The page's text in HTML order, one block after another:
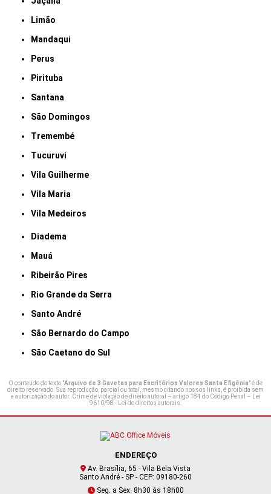
Limão
Mandaqui
Perus
Pirituba
Santana
São Domingos
Tremembé
Tucuruvi
Vila Guilherme
Vila Maria
Vila Medeiros
Diadema
Mauá
Ribeirão Pires
Rio Grande da Serra
Santo André
São Bernardo do Campo
São Caetano do Sul
O conteúdo do texto "Arquivo de 3 Gavetas para Escritórios Valores Santa Efigênia" é de
direito reservado. Sua reprodução, parcial ou total, mesmo citando nossos links, é proibida sem
a autorização do autor. Crime de violação de direito autoral – artigo 184 do Código Penal – Lei
9610/98 - Lei de direitos autorais.
ENDEREÇO
Av. Brasília, 65 - Vila Bela Vista
Santo André - SP - CEP: 09180-260
Seg. a Sex: 8h30 ás 18h00